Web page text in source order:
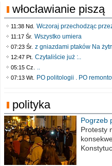
włocławianie piszą
11:38 Nd. Wczoraj przechodząc
11:17 Śr. Wszystko umiera
07:23 Śr. z gniazdami ptaków Na
12:47 Pt. Czytaliście już :..
05:15 Cz. ..
07:13 Wt. PO politologii . PO
polityka
Pogrzeb
Protesty